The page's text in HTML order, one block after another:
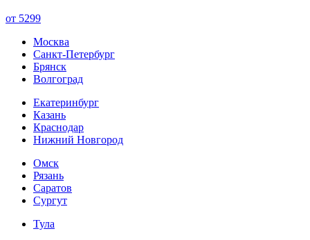
от 5299
Москва
Санкт-Петербург
Брянск
Волгоград
Екатеринбург
Казань
Краснодар
Нижний Новгород
Омск
Рязань
Саратов
Сургут
Тула